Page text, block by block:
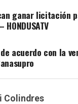
ganar licitación
acuerdo con la
Colindres